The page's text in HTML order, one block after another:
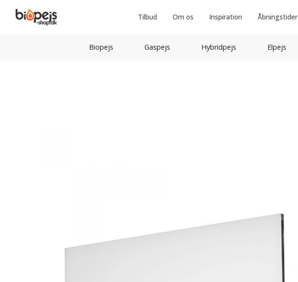
Tilbud Om os Inspiration Åbningstider
Biopejs Gaspejs Hybridpejs Elpejs